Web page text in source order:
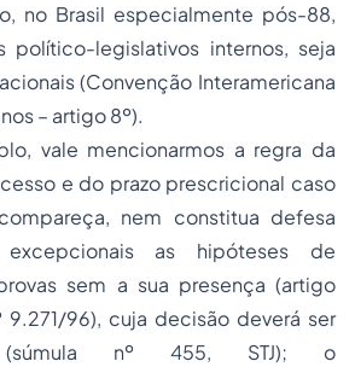
no Brasil especialmente pós-88,
político-legislativos internos, seja
(Convenção Interamericana
– artigo 8º).
vale mencionarmos a regra da
e do prazo prescricional caso
nem constitua defesa
as hipóteses de
sem a sua presença (artigo
9.271/96), cuja decisão deverá ser
(súmula nº 455, STJ); o